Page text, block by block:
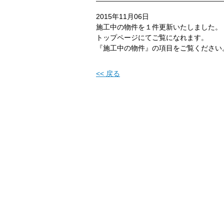
2015年11月06日
施工中の物件を１件更新いたしました。
トップページにてご覧になれます。
『施工中の物件』の項目をご覧ください
<< 戻る